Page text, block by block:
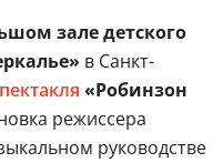
зале детского
в Санкт-
«Робинзон
режиссера
руководстве